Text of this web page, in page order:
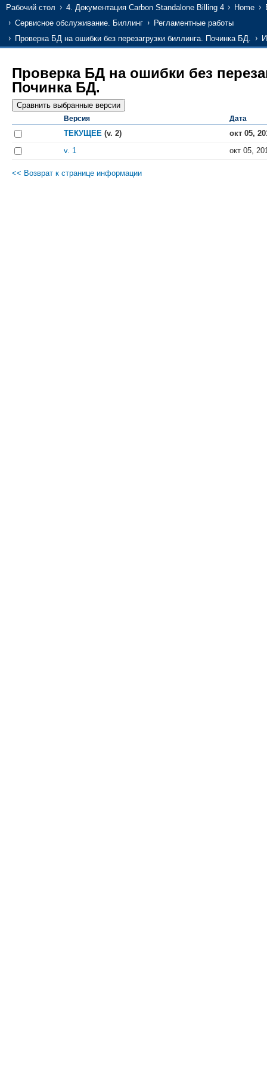
Рабочий стол 4. Документация Carbon Standalone Billing 4 Home
Сервисное обслуживание. Биллинг
Регламентные работы
Проверка БД на ошибки без перезагрузки биллинга. Починка БД.
Проверка БД на ошибки без
Починка БД.
Версия Дата
ТЕКУЩЕЕ (v. 2)
окт 05,
v. 1
окт 05,
<< Возврат к странице информации